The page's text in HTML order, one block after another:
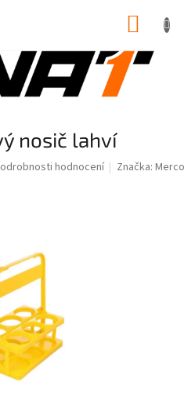
nosič lahví
hodnocení Značka:Merco